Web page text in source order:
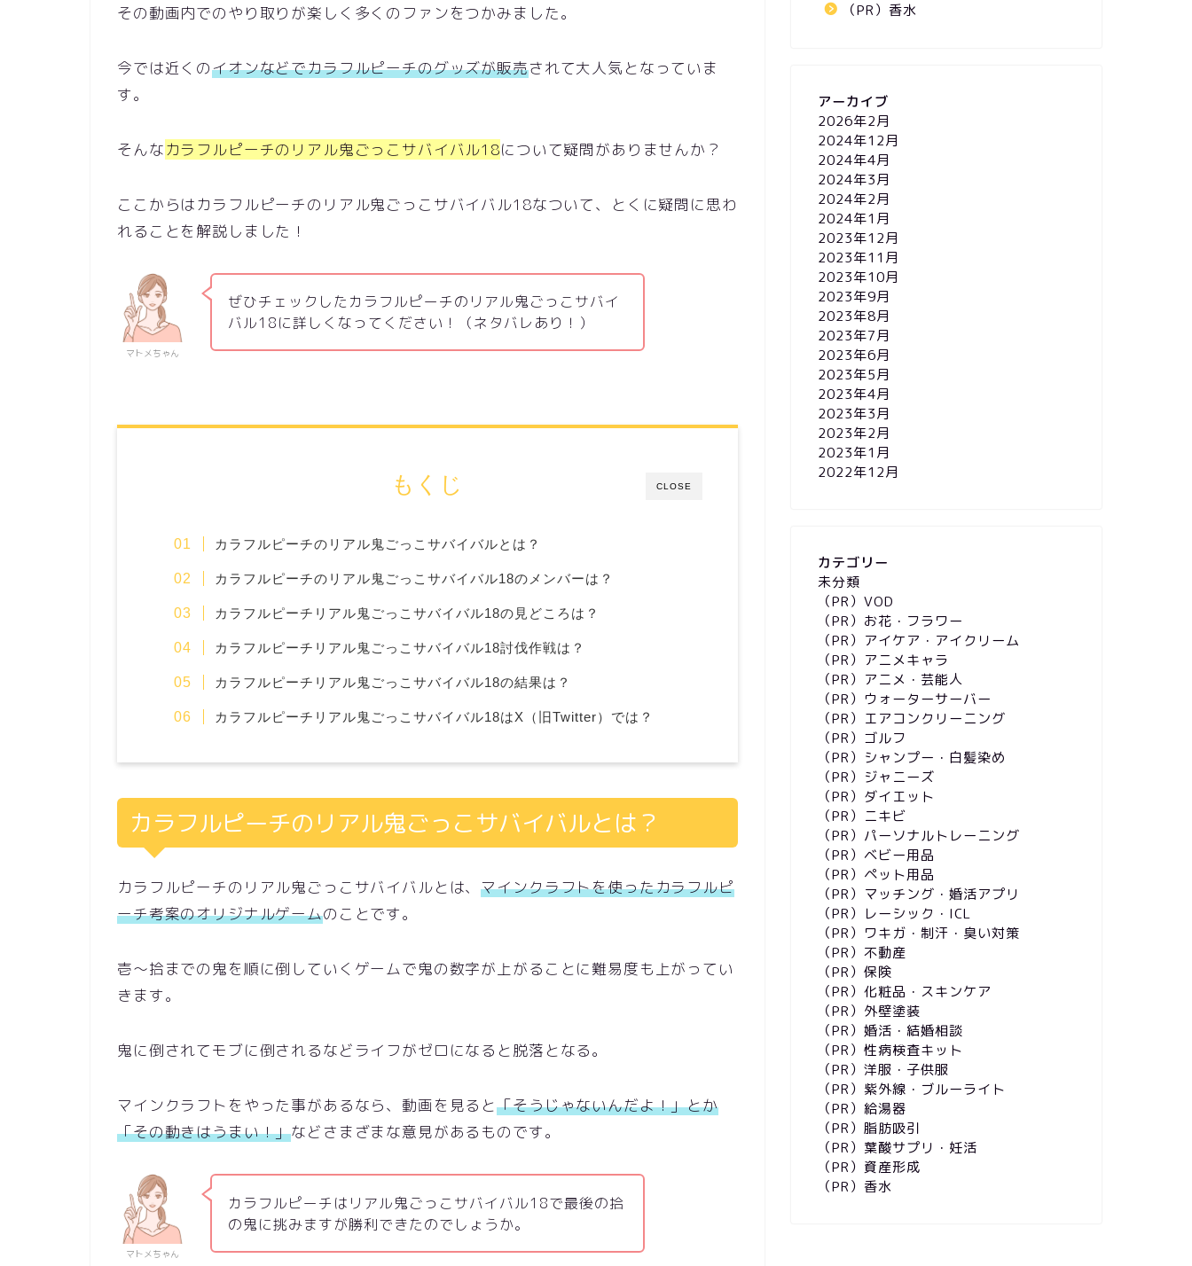
その動画内でのやり取りが楽しく多くのファンをつかみました。
今では近くのイオンなどでカラフルピーチのグッズが販売されて大人気となっていま
す。
そんなカラフルピーチのリアル鬼ごっこサバイバル18について疑問がありませんか？
ここからはカラフルピーチのリアル鬼ごっこサバイバル18なついて、とくに疑問に思わ
れることを解説しました！
マトメちゃん
ぜひチェックしたカラフルピーチのリアル鬼ごっこサバイ
バル18に詳しくなってください！（ネタバレあり！）
CLOSE
もくじ
カラフルピーチのリアル鬼ごっこサバイバルとは？
カラフルピーチのリアル鬼ごっこサバイバル18のメンバーは？
カラフルピーチリアル鬼ごっこサバイバル18の見どころは？
カラフルピーチリアル鬼ごっこサバイバル18討伐作戦は？
カラフルピーチリアル鬼ごっこサバイバル18の結果は？
カラフルピーチリアル鬼ごっこサバイバル18はX（旧Twitter）では？
カラフルピーチのリアル鬼ごっこサバイバルとは？
カラフルピーチのリアル鬼ごっこサバイバルとは、マインクラフトを使ったカラフルピ
ーチ考案のオリジナルゲームのことです。
壱～拾までの鬼を順に倒していくゲームで鬼の数字が上がることに難易度も上がってい
きます。
鬼に倒されてモブに倒されるなどライフがゼロになると脱落となる。
マインクラフトをやった事があるなら、動画を見ると「そうじゃないんだよ！」とか
「その動きはうまい！」などさまざまな意見があるものです。
マトメちゃん
カラフルピーチはリアル鬼ごっこサバイバル18で最後の拾
の鬼に挑みますが勝利できたのでしょうか。
（PR）香水
アーカイブ
2026年2月
2024年12月
2024年4月
2024年3月
2024年2月
2024年1月
2023年12月
2023年11月
2023年10月
2023年9月
2023年8月
2023年7月
2023年6月
2023年5月
2023年4月
2023年3月
2023年2月
2023年1月
2022年12月
カテゴリー
未分類
（PR）VOD
（PR）お花・フラワー
（PR）アイケア・アイクリーム
（PR）アニメキャラ
（PR）アニメ・芸能人
（PR）ウォーターサーバー
（PR）エアコンクリーニング
（PR）ゴルフ
（PR）シャンプー・白髪染め
（PR）ジャニーズ
（PR）ダイエット
（PR）ニキビ
（PR）パーソナルトレーニング
（PR）ベビー用品
（PR）ペット用品
（PR）マッチング・婚活アプリ
（PR）レーシック・ICL
（PR）ワキガ・制汗・臭い対策
（PR）不動産
（PR）保険
（PR）化粧品・スキンケア
（PR）外壁塗装
（PR）婚活・結婚相談
（PR）性病検査キット
（PR）洋服・子供服
（PR）紫外線・ブルーライト
（PR）給湯器
（PR）脂肪吸引
（PR）葉酸サプリ・妊活
（PR）資産形成
（PR）香水